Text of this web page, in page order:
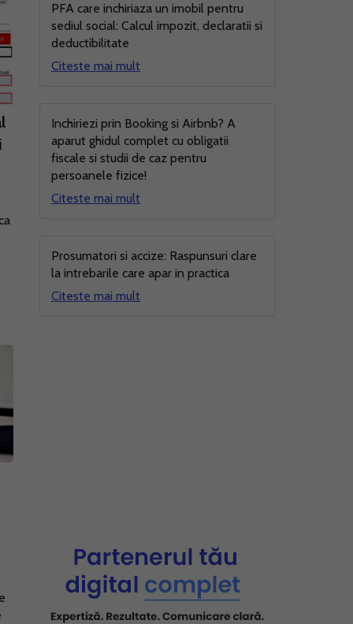
PFA care inchiriaza un imobil pentru
sediul social: Calcul impozit, declaratii si
deductibilitate
Citeste mai mult
Inchiriezi prin Booking si Airbnb? A
aparut ghidul complet cu obligatii
fiscale si studii de caz pentru
persoanele fizice!
Citeste mai mult
Prosumatori si accize: Raspunsuri clare
la intrebarile care apar in practica
Citeste mai mult